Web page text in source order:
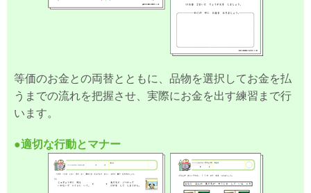
等価のお金との両替とともに、品物を選択してお金を払
うまでの流れを把握させ、実際にお金を出す練習まで行
います。
●適切な行動とマナー